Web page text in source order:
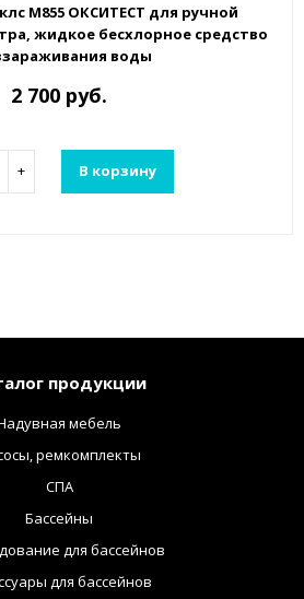
М855 ОКСИТЕСТ для ручной
жидкое бесхлорное средство
воды
2 700 руб.
+ В корзину
продукции
мебель
ремкомплекты
СПА
Бассейны
для бассейнов
для бассейнов